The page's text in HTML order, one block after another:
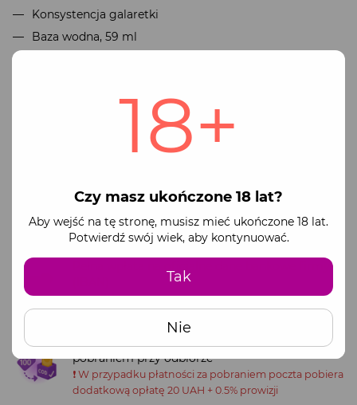
18+
Czy masz ukończone 18 lat?
Aby wejść na tę stronę, musisz mieć ukończone 18 lat.
Potwierdź swój wiek, aby kontynuować.
Tak
Nie
Konsystencja galaretki
Baza wodna, 59 ml
Płatność Dostawa
Działamy oficjalnie jako zarejestrowana firma
Płatność online przez monopay
Systemy płatnicze Visa oraz Mastercard
Skontaktuj się z menedżerem, aby otrzymać
dane do przelewu.
Częściowa przedpłata (100 UAH) + płatność za
pobraniem przy odbiorze
❗️ W przypadku płatności za pobraniem poczta pobiera
dodatkową opłatę 20 UAH + 0.5% prowizji